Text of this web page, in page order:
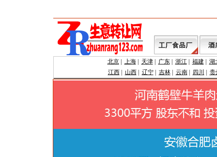
北京| 上海| 天津| 广东| 浙江| 福建| 湖
江西| 山西| 辽宁| 吉林| 云南| 四川 贵